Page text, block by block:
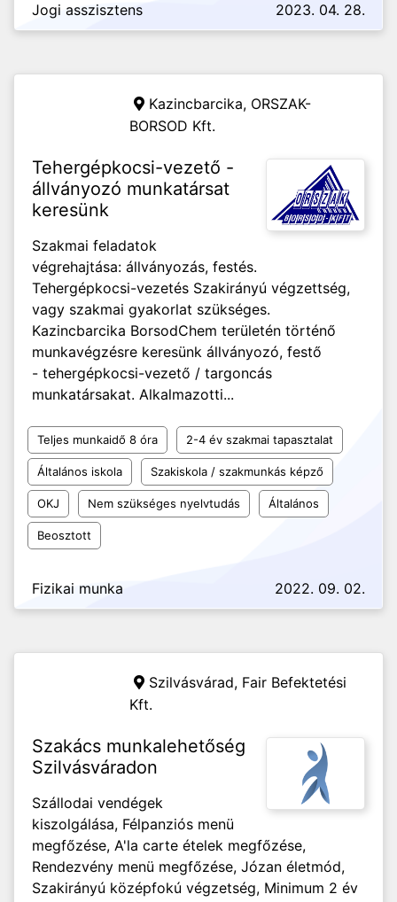
Jogi asszisztens 2023. 04. 28.
Kazincbarcika, ORSZAK-
BORSOD Kft.
Tehergépkocsi-vezető -
állványozó munkatársat
keresünk
Szakmai feladatok
végrehajtása: állványozás, festés.
Tehergépkocsi-vezetés Szakirányú végzettség,
vagy szakmai gyakorlat szükséges.
Kazincbarcika BorsodChem területén történő
munkavégzésre keresünk állványozó, festő
- tehergépkocsi-vezető / targoncás
munkatársakat. Alkalmazotti...
Teljes munkaidő 8 óra 2-4 év szakmai tapasztalat
Általános iskola Szakiskola / szakmunkás képző
OKJ Nem szükséges nyelvtudás Általános
Beosztott
Fizikai munka 2022. 09. 02.
Szilvásvárad, Fair Befektetési
Kft.
Szakács munkalehetőség
Szilvásváradon
Szállodai vendégek
kiszolgálása, Félpanziós menü
megfőzése, A'la carte ételek megfőzése,
Rendezvény menü megfőzése, Józan életmód,
Szakirányú középfokú végzetség, Minimum 2 év